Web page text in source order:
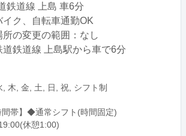
鉄道線 上島 車6分
イク、自転車通勤OK
所の変更の範囲：なし
道鉄道線 上島駅から車で6分
, 木, 金, 土, 日, 祝, シフト制
間帯】◆通常シフト(時間固定)
休憩1:00)